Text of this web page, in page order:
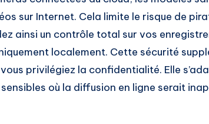
sur Internet. Cela limite le risque de
ainsi un contrôle total sur vos
localement. Cette sécurité
privilégiez la confidentialité. Elle
où la diffusion en ligne serait